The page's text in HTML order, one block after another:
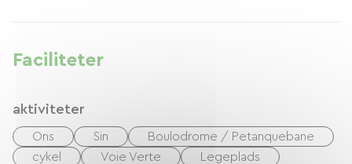
Faciliteter
aktiviteter
Ons Sin
Boulodrome / Petanquebane
cykel
Voie Verte
Legeplads